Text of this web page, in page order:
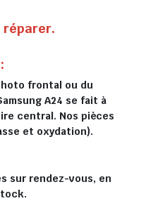
réparer.
frontal ou du
A24 se fait à
central. Nos pièces
et oxydation).
sur rendez-vous, en